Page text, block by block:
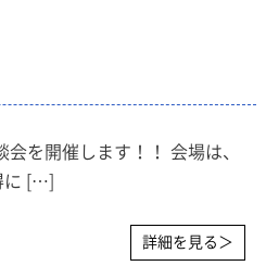
を開催します！！ 会場は、
[…]
詳細を見る＞